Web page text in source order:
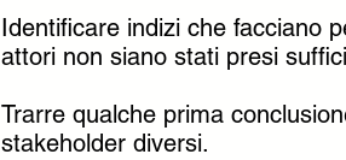
Identificare indizi che facciano
attori non siano stati presi
Trarre qualche prima
stakeholder diversi.